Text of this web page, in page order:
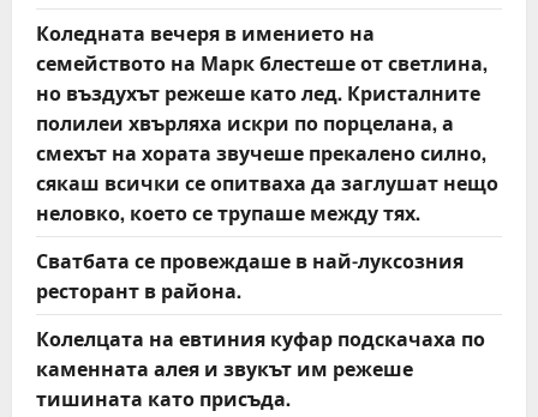
Коледната вечеря в имението на
семейството на Марк блестеше от светлина,
но въздухът режеше като лед. Кристалните
полилеи хвърляха искри по порцелана, а
смехът на хората звучеше прекалено силно,
сякаш всички се опитваха да заглушат нещо
неловко, което се трупаше между тях.
Сватбата се провеждаше в най-луксозния
ресторант в района.
Колелцата на евтиния куфар подскачаха по
каменната алея и звукът им режеше
тишината като присъда.